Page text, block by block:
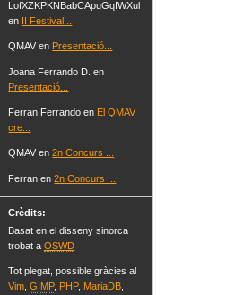
LofXZKPKNBabCApuGqIWXul
en II Festival...
QMAV en Presentació...
Joana Ferrando D. en
Presentació...
Ferran Ferrando en El QMAV
cre...
QMAV en2n Concurs ...
Ferran en2n Concurs ...
Crèdits:
Basat en el disseny sinorca
trobat aOSWD
Tot plegat, possible gràcies al
Vim ,GIMP, PHP, MariaDB